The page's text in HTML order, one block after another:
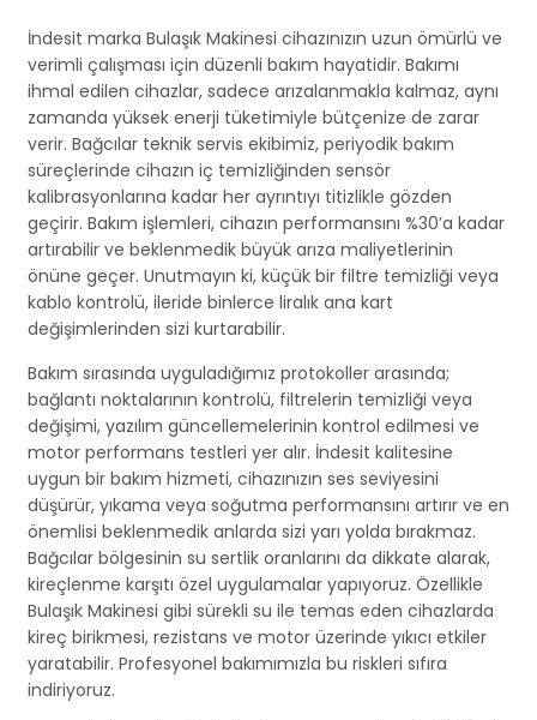
İndesit marka Bulaşık Makinesi cihazınızın uzun ömürlü ve
verimli çalışması için düzenli bakım hayatidir. Bakımı
ihmal edilen cihazlar, sadece arızalanmakla kalmaz, aynı
zamanda yüksek enerji tüketimiyle bütçenize de zarar
verir. Bağcılar teknik servis ekibimiz, periyodik bakım
süreçlerinde cihazın iç temizliğinden sensör
kalibrasyonlarına kadar her ayrıntıyı titizlikle gözden
geçirir. Bakım işlemleri, cihazın performansını %30’a kadar
artırabilir ve beklenmedik büyük arıza maliyetlerinin
önüne geçer. Unutmayın ki, küçük bir filtre temizliği veya
kablo kontrolü, ileride binlerce liralık ana kart
değişimlerinden sizi kurtarabilir.
Bakım sırasında uyguladığımız protokoller arasında;
bağlantı noktalarının kontrolü, filtrelerin temizliği veya
değişimi, yazılım güncellemelerinin kontrol edilmesi ve
motor performans testleri yer alır. İndesit kalitesine
uygun bir bakım hizmeti, cihazınızın ses seviyesini
düşürür, yıkama veya soğutma performansını artırır ve en
önemlisi beklenmedik anlarda sizi yarı yolda bırakmaz.
Bağcılar bölgesinin su sertlik oranlarını da dikkate alarak,
kireçlenme karşıtı özel uygulamalar yapıyoruz. Özellikle
Bulaşık Makinesi gibi sürekli su ile temas eden cihazlarda
kireç birikmesi, rezistans ve motor üzerinde yıkıcı etkiler
yaratabilir. Profesyonel bakımımızla bu riskleri sıfıra
indiriyoruz.